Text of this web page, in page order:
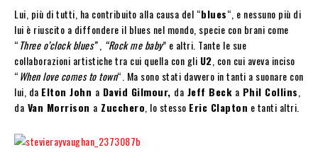
Lui, più di tutti, ha contribuito alla causa del “blues“, e nessuno più di
lui è riuscito a diffondere il blues nel mondo, specie con brani come
“Three o’clock blues” “Rock me baby” e altri. Tante le sue
collaborazioni artistiche tra cui quella con gli U2 , con cui aveva inciso
“When love comes to town“. Ma sono stati davvero in tanti a suonare con
lui, da Elton John a David Gilmour, da Jeff Beck a Phil Collins
da Van Morrison a Zucchero , lo stesso Eric Clapton e tanti altri.